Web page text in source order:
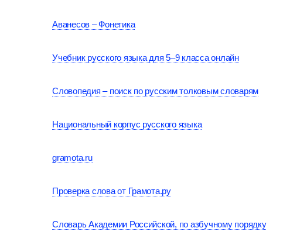
Аванесов – Фонетика
Учебник русского языка для 5–9 класса онлайн
Словопедия – поиск по русским толковым словарям
Национальный корпус русского языка
gramota.ru
Проверка слова от Грамота.ру
Словарь Академии Российской, по азбучному порядку